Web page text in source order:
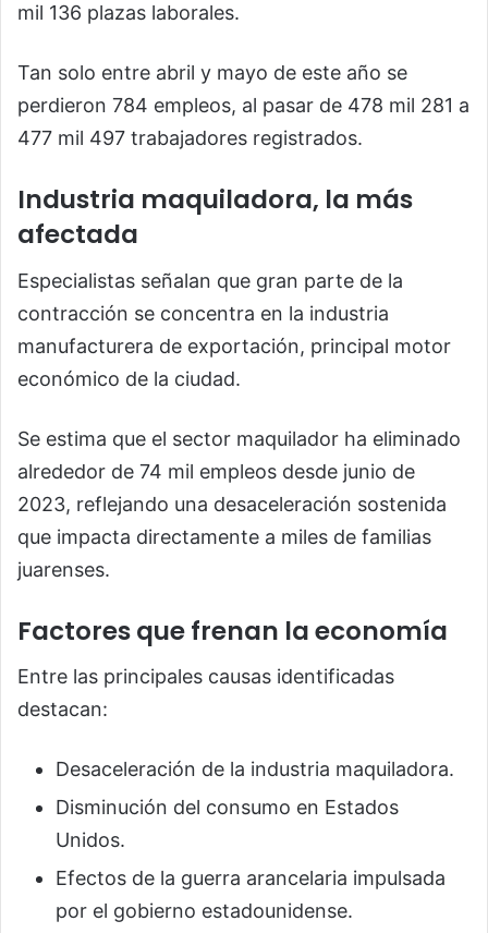
mil 136 plazas laborales.
Tan solo entre abril y mayo de este año se
perdieron 784 empleos, al pasar de 478 mil 281 a
477 mil 497 trabajadores registrados.
Industria maquiladora, la más
afectada
Especialistas señalan que gran parte de la
contracción se concentra en la industria
manufacturera de exportación, principal motor
económico de la ciudad.
Se estima que el sector maquilador ha eliminado
alrededor de 74 mil empleos desde junio de
2023, reflejando una desaceleración sostenida
que impacta directamente a miles de familias
juarenses.
Factores que frenan la economía
Entre las principales causas identificadas
destacan:
Desaceleración de la industria maquiladora.
Disminución del consumo en Estados
Unidos.
Efectos de la guerra arancelaria impulsada
por el gobierno estadounidense.